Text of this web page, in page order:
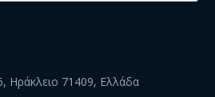
Ηράκλειο 71409, Ελλάδα